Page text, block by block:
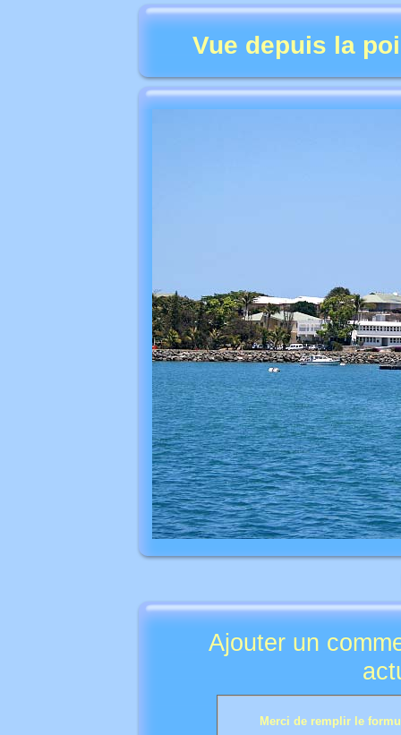
Vue depuis la
Ajouter un
Merci de remplir le